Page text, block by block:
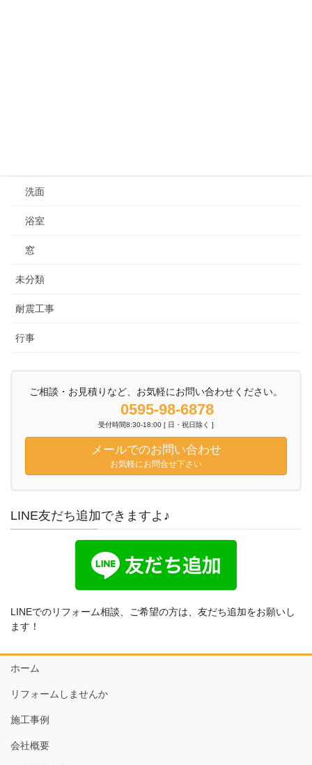
洗面
浴室
窓
未分類
耐震工事
行事
ご相談・お見積りなど、お気軽にお問い合わせください。
0595-98-6878
受付時間8:30-18:00 [ 日・祝日除く ]
メールでのお問い合わせ
お気軽にお問合せ下さい
LINE友だち追加できますよ♪
LINEでのリフォーム相談、ご希望の方は、友だち追加をお願いし
ます！
ホーム
リフォームしませんか
施工事例
会社概要